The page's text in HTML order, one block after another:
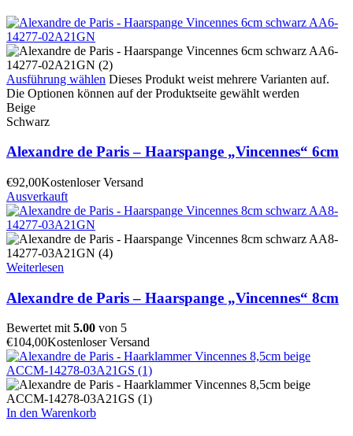
Ausführung wählen Dieses Produkt weist mehrere Varianten auf.
Die Optionen können auf der Produktseite gewählt werden
Beige
Schwarz
Alexandre de Paris – Haarspange „Vincennes“ 6cm
€92,00Kostenloser Versand
Ausverkauft
Weiterlesen
Alexandre de Paris – Haarspange „Vincennes“ 8cm
Bewertet mit5.00 von 5
€104,00Kostenloser Versand
In den Warenkorb